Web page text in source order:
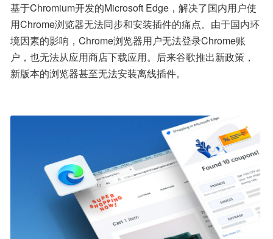
基于Chromium开发的Microsoft Edge，解决了国内用户使
用Chrome浏览器无法同步和安装插件的痛点。由于国内环
境因素的影响，Chrome浏览器用户无法登录Chrome账
户，也无法从应用商店下载应用。后来谷歌推出新政策，
新版本的浏览器甚至无法安装离线插件。